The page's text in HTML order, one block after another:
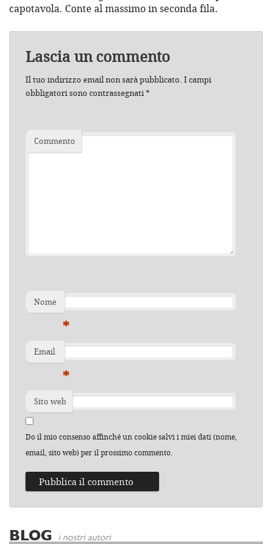
capotavola. Conte al massimo in seconda fila.
Lascia un commento
Il tuo indirizzo email non sarà pubblicato. I campi
obbligatori sono contrassegnati*
Commento
Nome
*
Email
*
Sito web
Do il mio consenso affinché un cookie salvi i miei dati (nome,
email, sito web) per il prossimo commento.
BLOG i nostri autori